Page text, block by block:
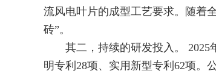
流风电叶片的成型工艺要求。随着
砖”。
其二，持续的研发投入。 2025年
明专利28项、实用新型专利62项。